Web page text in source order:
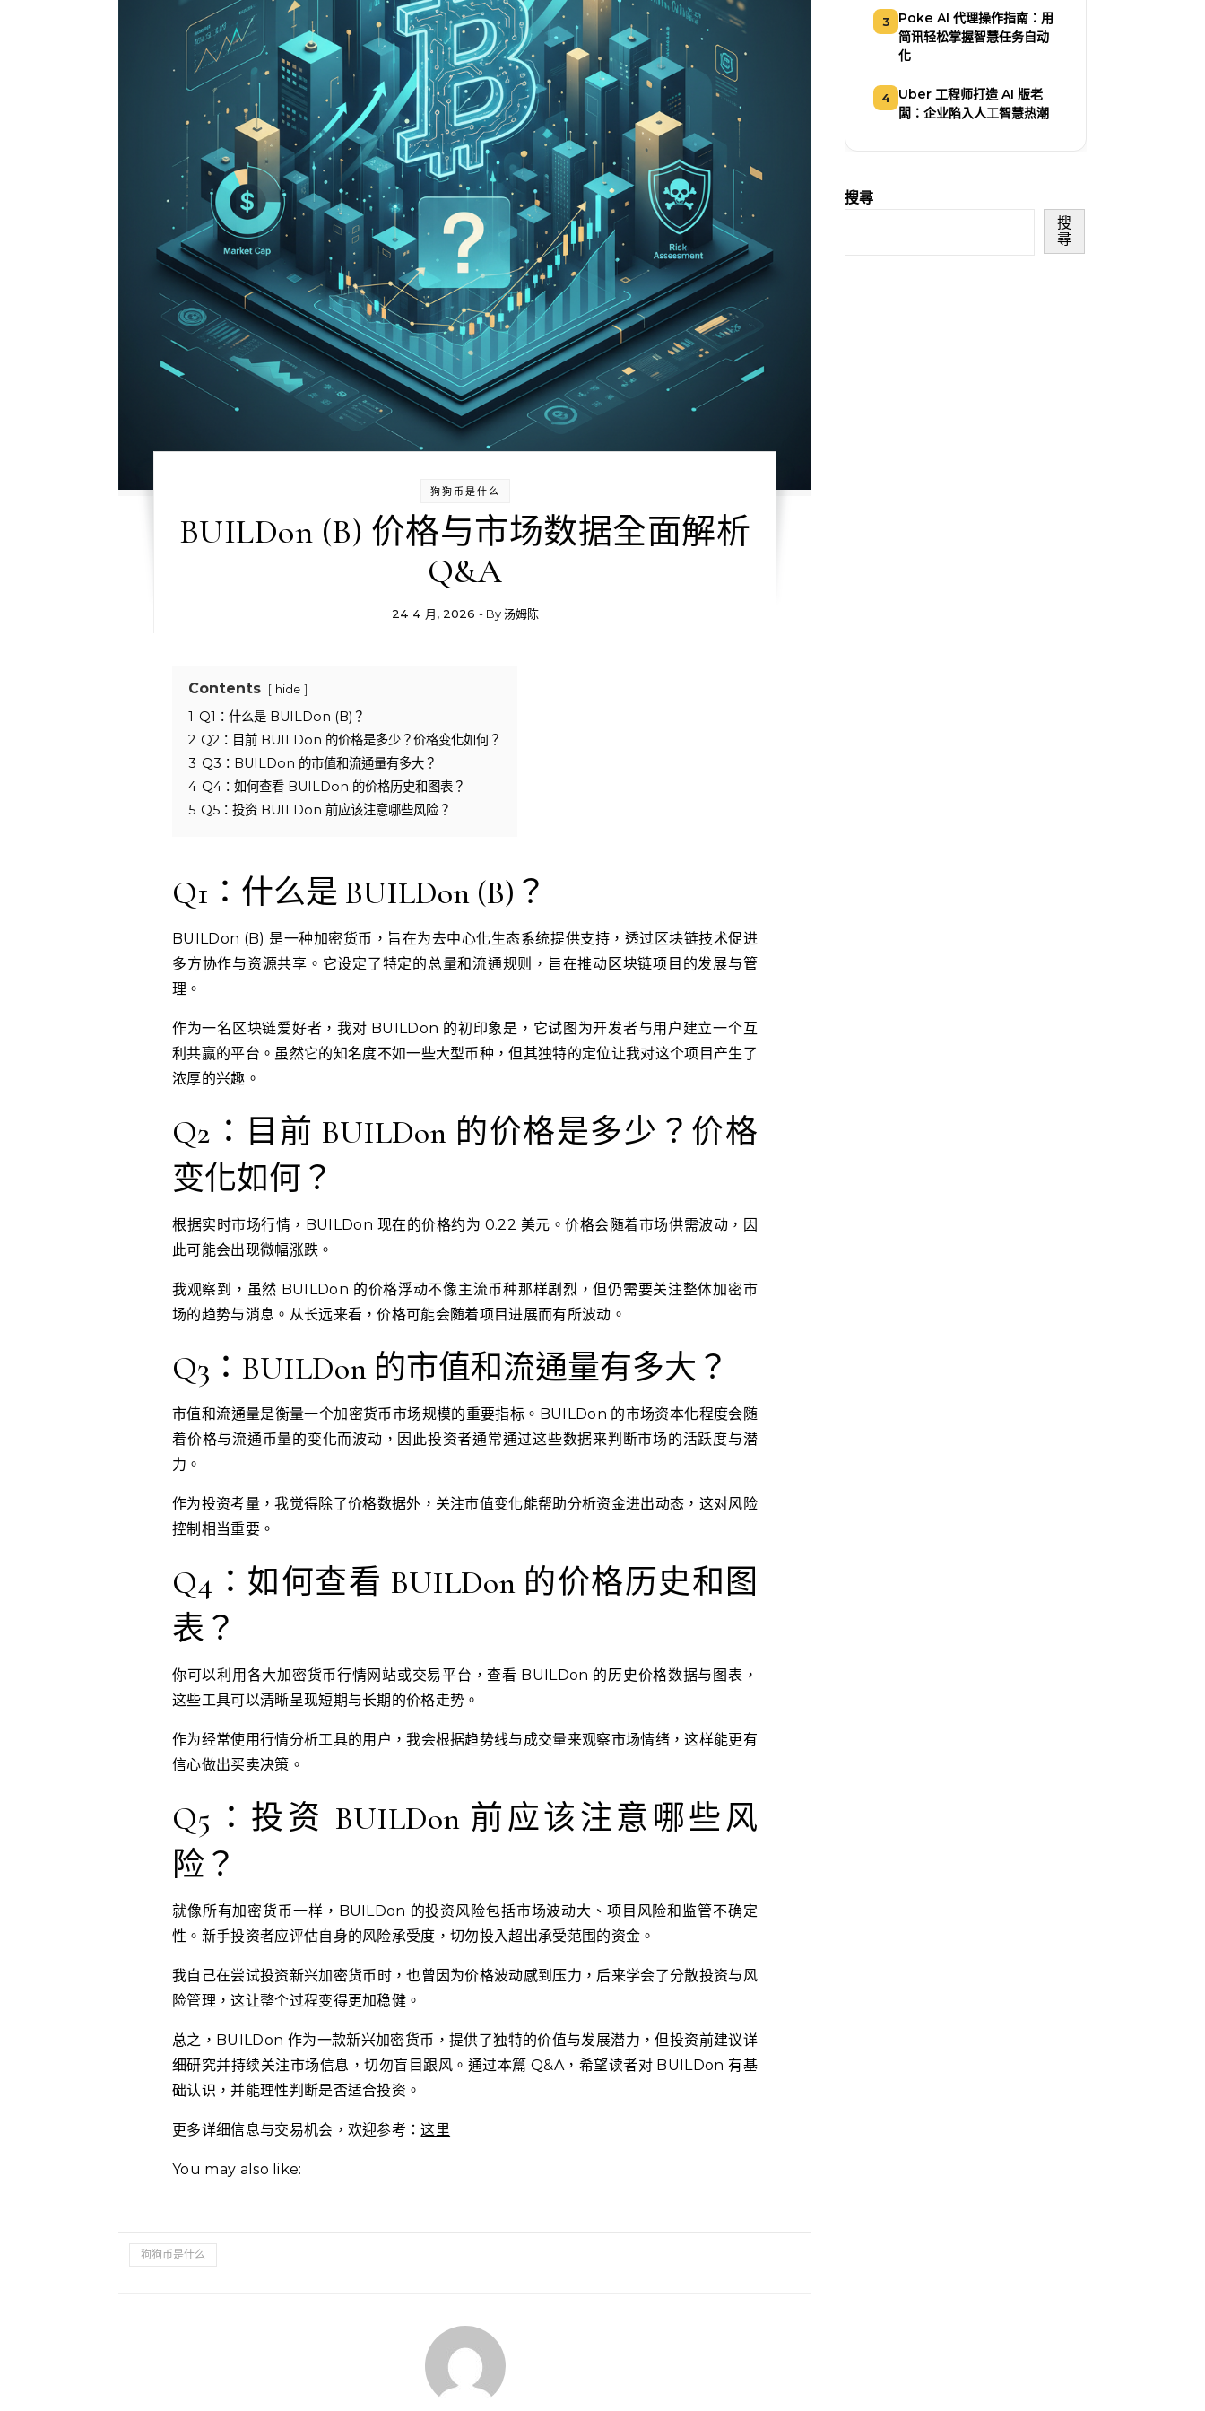
狗狗币是什么
BUILDon (B) 价格与市场数据全面解析
Q&A
24 4 月, 2026 - By汤姆陈
Contents hide
1 Q1：什么是 BUILDon (B)？
2 Q2：目前 BUILDon 的价格是多少？价格变化如何？
3 Q3：BUILDon 的市值和流通量有多大？
4 Q4：如何查看 BUILDon 的价格历史和图表？
5 Q5：投资 BUILDon 前应该注意哪些风险？
Q1：什么是 BUILDon (B)？
BUILDon (B) 是一种加密货币，旨在为去中心化生态系统提供支持，透过区块链技术促进
多方协作与资源共享。它设定了特定的总量和流通规则，旨在推动区块链项目的发展与管
理。
作为一名区块链爱好者，我对 BUILDon 的初印象是，它试图为开发者与用户建立一个互
利共赢的平台。虽然它的知名度不如一些大型币种，但其独特的定位让我对这个项目产生了
浓厚的兴趣。
Q2：目前 BUILDon 的价格是多少？价格
变化如何？
根据实时市场行情，BUILDon 现在的价格约为 0.22 美元。价格会随着市场供需波动，因
此可能会出现微幅涨跌。
我观察到，虽然 BUILDon 的价格浮动不像主流币种那样剧烈，但仍需要关注整体加密市
场的趋势与消息。从长远来看，价格可能会随着项目进展而有所波动。
Q3：BUILDon 的市值和流通量有多大？
市值和流通量是衡量一个加密货币市场规模的重要指标。BUILDon 的市场资本化程度会随
着价格与流通币量的变化而波动，因此投资者通常通过这些数据来判断市场的活跃度与潜
力。
作为投资考量，我觉得除了价格数据外，关注市值变化能帮助分析资金进出动态，这对风险
控制相当重要。
Q4：如何查看 BUILDon 的价格历史和图
表？
你可以利用各大加密货币行情网站或交易平台，查看 BUILDon 的历史价格数据与图表，
这些工具可以清晰呈现短期与长期的价格走势。
作为经常使用行情分析工具的用户，我会根据趋势线与成交量来观察市场情绪，这样能更有
信心做出买卖决策。
Q5：投资 BUILDon 前应该注意哪些风
险？
就像所有加密货币一样，BUILDon 的投资风险包括市场波动大、项目风险和监管不确定
性。新手投资者应评估自身的风险承受度，切勿投入超出承受范围的资金。
我自己在尝试投资新兴加密货币时，也曾因为价格波动感到压力，后来学会了分散投资与风
险管理，这让整个过程变得更加稳健。
总之，BUILDon 作为一款新兴加密货币，提供了独特的价值与发展潜力，但投资前建议详
细研究并持续关注市场信息，切勿盲目跟风。通过本篇 Q&A，希望读者对 BUILDon 有基
础认识，并能理性判断是否适合投资。
更多详细信息与交易机会，欢迎参考：这里
You may also like:
狗狗币是什么
3
Poke AI 代理操作指南：用
简讯轻松掌握智慧任务自动
化
4
Uber 工程师打造 AI 版老
闆：企业陷入人工智慧热潮
搜尋
搜
尋